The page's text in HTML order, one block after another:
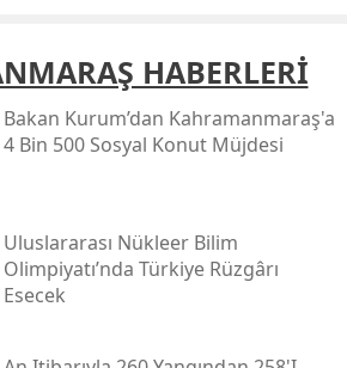
HABERLERİ
Bakan Kurum’dan Kahramanmaraş'a
4 Bin 500 Sosyal Konut Müjdesi
Uluslararası Nükleer Bilim
Olimpiyatı’nda Türkiye Rüzgârı
Esecek